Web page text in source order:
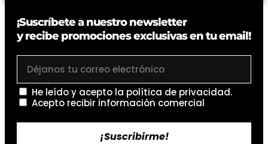
¡Suscríbete a nuestro newsletter
y recibe promociones exclusivas en tu email!
He leído y acepto la política de privacidad.
Acepto recibir información comercial
¡Suscribirme!